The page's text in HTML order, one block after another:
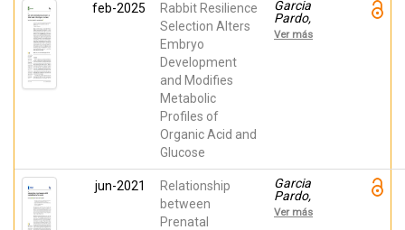
feb-2025
Rabbit Resilience
Selection Alters
Embryo
Development
and Modifies
Metabolic
Profiles of
Organic Acid and
Glucose
Garcia
Pardo,
Maria Luz;
Hadjadj,
Ver más
jun-2021
Relationship
between
Prenatal
Garcia
Pardo,
Maria Luz;
Muelas,
Ver más